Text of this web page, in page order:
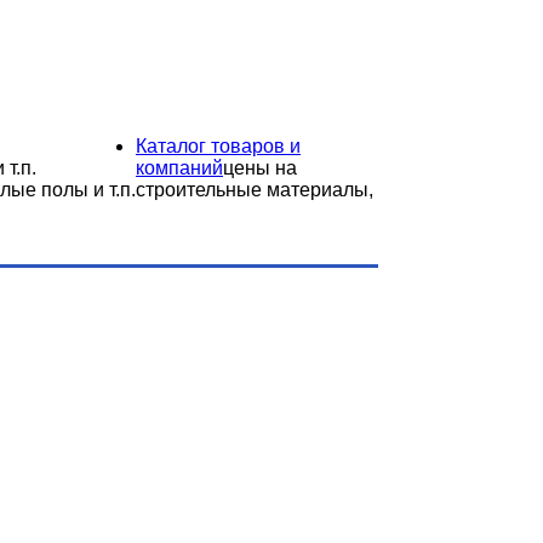
т.п.
полы и т.п.
Каталог товаров и
компанийцены на
строительные материалы,